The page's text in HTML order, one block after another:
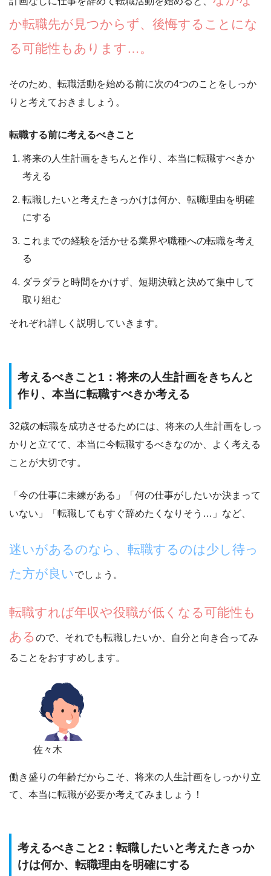
か転職先が見つからず、後悔することにな
る可能性もあります…。
そのため、転職活動を始める前に次の4つのことをしっか
りと考えておきましょう。
転職する前に考えるべきこと
将来の人生計画をきちんと作り、本当に転職すべきか
考える
転職したいと考えたきっかけは何か、転職理由を明確
にする
これまでの経験を活かせる業界や職種への転職を考え
る
ダラダラと時間をかけず、短期決戦と決めて集中して
取り組む
それぞれ詳しく説明していきます。
考えるべきこと1：将来の人生計画をきちんと
作り、本当に転職すべきか考える
32歳の転職を成功させるためには、将来の人生計画をしっ
かりと立てて、 本当に今転職するべきなのか 、よく考える
ことが大切です。
「今の仕事に未練がある」「何の仕事がしたいか決まって
いない」「転職してもすぐ辞めたくなりそう…」など、
迷いがあるのなら、転職するのは少し待っ
た方が良いでしょう。
転職すれば年収や役職が低くなる可能性も
あるので、それでも転職したいか、自分と向き合ってみ
ることをおすすめします。
佐々木
働き盛りの年齢だからこそ、将来の人生計画をしっかり立
て、本当に転職が必要か考えてみましょう！
考えるべきこと2：転職したいと考えたきっか
けは何か、転職理由を明確にする